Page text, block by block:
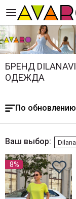
БРЕНД
ОДЕЖДА
По обновлению
Ваш выбор:
8%